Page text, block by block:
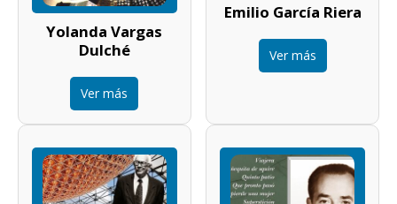
Yolanda Vargas
Dulché
Ver más
Emilio García Riera
Ver más